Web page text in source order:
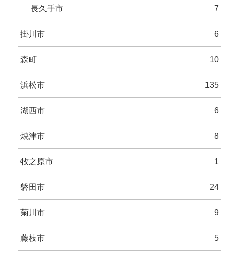
長久手市 7
掛川市 6
森町 10
浜松市 135
湖西市 6
焼津市 8
牧之原市 1
磐田市 24
菊川市 9
藤枝市 5